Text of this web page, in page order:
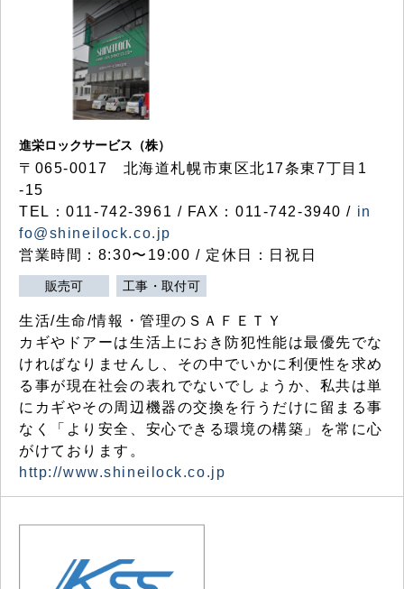
進栄ロックサービス（株）
〒065-0017 北海道札幌市東区北17条東7丁目1
-15
TEL：011-742-3961 / FAX：011-742-3940 / in
fo@shineilock.co.jp
営業時間：8:30〜19:00 / 定休日：日祝日
販売可 工事・取付可
生活/生命/情報・管理のＳＡＦＥＴＹ
カギやドアーは生活上におき防犯性能は最優先でな
ければなりませんし、その中でいかに利便性を求め
る事が現在社会の表れでないでしょうか、私共は単
にカギやその周辺機器の交換を行うだけに留まる事
なく「より安全、安心できる環境の構築」を常に心
がけております。
http://www.shineilock.co.jp